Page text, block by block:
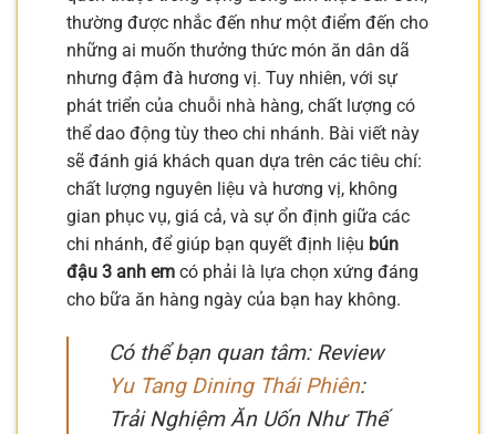
thường được nhắc đến như một điểm đến cho
những ai muốn thưởng thức món ăn dân dã
nhưng đậm đà hương vị. Tuy nhiên, với sự
phát triển của chuỗi nhà hàng, chất lượng có
thể dao động tùy theo chi nhánh. Bài viết này
sẽ đánh giá khách quan dựa trên các tiêu chí:
chất lượng nguyên liệu và hương vị, không
gian phục vụ, giá cả, và sự ổn định giữa các
chi nhánh, để giúp bạn quyết định liệu bún
đậu 3 anh em có phải là lựa chọn xứng đáng
cho bữa ăn hàng ngày của bạn hay không.
Có thể bạn quan tâm: Review
Yu Tang Dining Thái Phiên:
Trải Nghiệm Ăn Uốn Như Thế